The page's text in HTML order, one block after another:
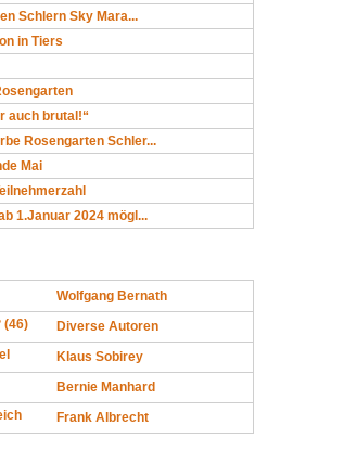
Schlern Sky Mara...
in Tiers
auch brutal!“
Rosengarten Schler...
Mai
1.Januar 2024 mögl...
Wolfgang Bernath
(46)
Diverse Autoren
Klaus Sobirey
Bernie Manhard
Frank Albrecht